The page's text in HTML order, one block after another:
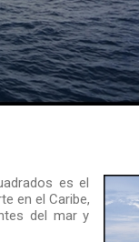
es el
en el Caribe,
del mar y